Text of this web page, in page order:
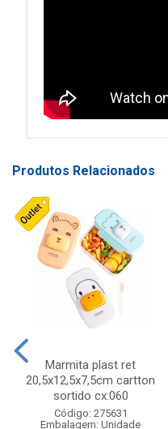
Produtos Relacionados
Marmita plast ret
20,5x12,5x7,5cm cartton
sortido cx:060
Código: 275631
Embalagem: Unidade